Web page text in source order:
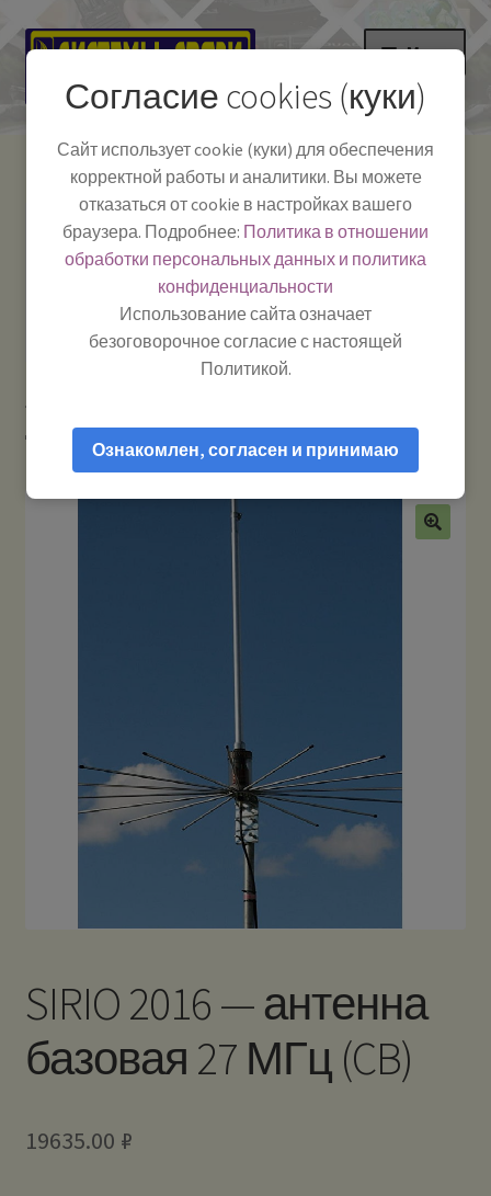
Перейти
навигации
Перейти
содержимому
Меню
Как пользоваться
Полезная информация
Мой аккаунт
Системы Связи:
г. Красноярск, ул.
Работаем:Пн-Пт:
10:00–18:00
-
Телефон:+7-
391-249-1040
Тел.|WA|Telegram:
+79029904090
дальнобойщиков
SIRIO 2016 — антенна базовая 27 МГц (CB)
SIRIO 2016 — антенна
базовая 27 МГц (CB)
19635.00 ₽
Согласие cookies (куки)
Сайт использует cookie (куки) для обеспечения
корректной работы и аналитики. Вы можете
отказаться от cookie в настройках вашего
браузера. Подробнее: Политика в отношении
обработки персональных данных и политика
конфиденциальности
Использование сайта означает
безоговорочное согласие с настоящей
Политикой.
Ознакомлен, согласен и принимаю